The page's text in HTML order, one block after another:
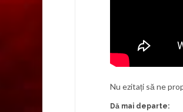
Nu ezitați să ne
Dă mai departe: